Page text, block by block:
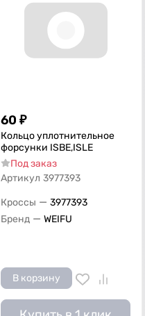
60 ₽
Кольцо уплотнительное
форсунки ISBE,ISLE
Под заказ
Артикул 3977393
Кроссы — 3977393
Бренд — WEIFU
В корзину